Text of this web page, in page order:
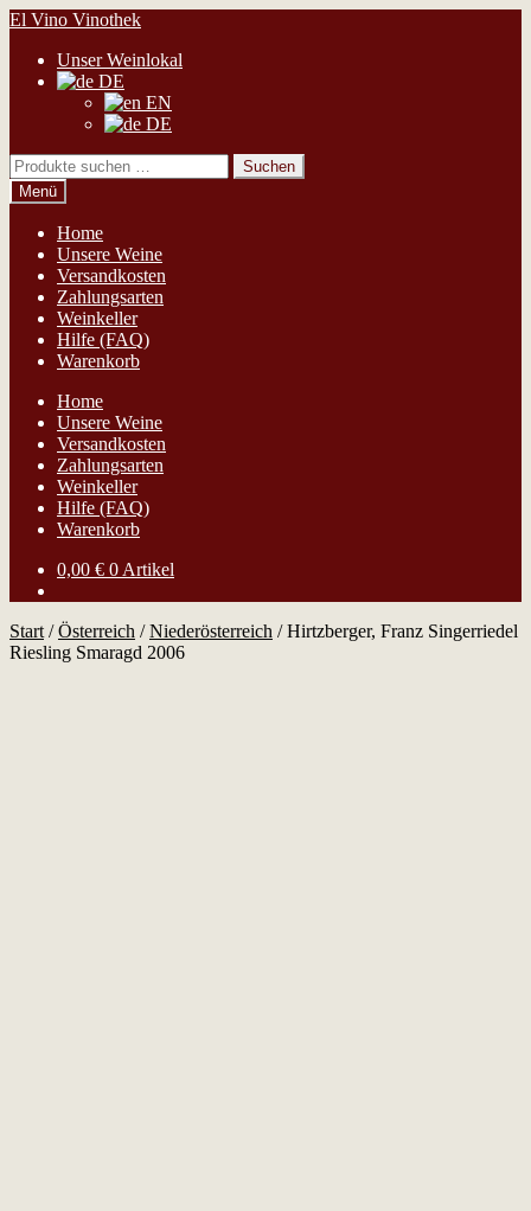
Zur
springen
Zum
springen
El Vino Vinothek
Unser Weinlokal
DE
EN
DE
Suchen
nach:
Suchen
Menü
Home
Unsere Weine
Versandkosten
Zahlungsarten
Weinkeller
Hilfe (FAQ)
Warenkorb
Home
Unsere Weine
Versandkosten
Zahlungsarten
Weinkeller
Hilfe (FAQ)
Warenkorb
0,00 € 0 Artikel
Start /Österreich /Niederösterreich /Hirtzberger, Franz Singerriedel
Riesling Smaragd 2006